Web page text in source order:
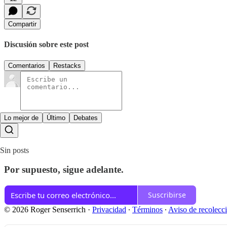
Compartir
Discusión sobre este post
Comentarios Restacks
Lo mejor de Último Debates
Sin posts
Por supuesto, sigue adelante.
Suscribirse
© 2026 Roger Senserrich · Privacidad ∙ Términos ∙ Aviso de